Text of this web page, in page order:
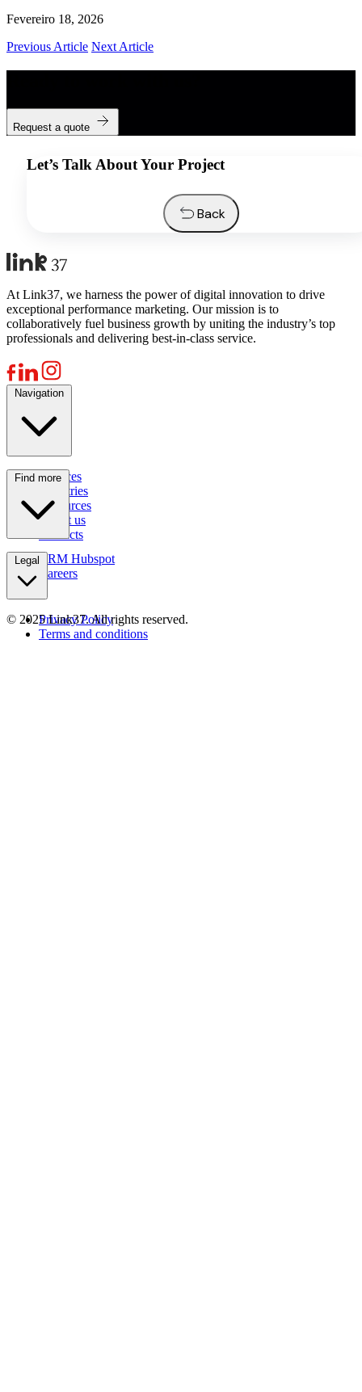
Fevereiro 18, 2026
Previous Article Next Article
Request a quote
Let’s Talk About Your Project
Back
At Link37, we harness the power of digital innovation to drive
exceptional performance marketing. Our mission is to
collaboratively fuel business growth by uniting the industry’s top
professionals and delivering best-in-class service.
Navigation
Services
Industries
Resources
About us
Contacts
Find more
CRM Hubspot
Careers
Legal
Privacy Policy
Terms and conditions
© 2025 Link37. All rights reserved.